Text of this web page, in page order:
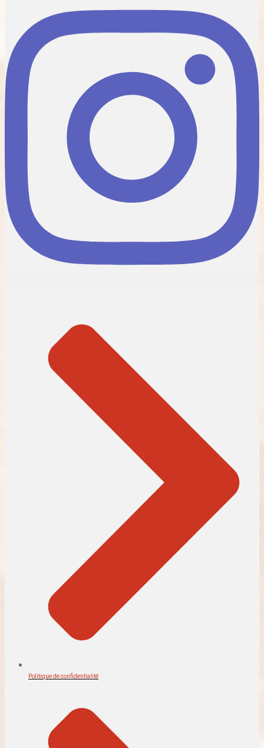
Politique de confidentialité